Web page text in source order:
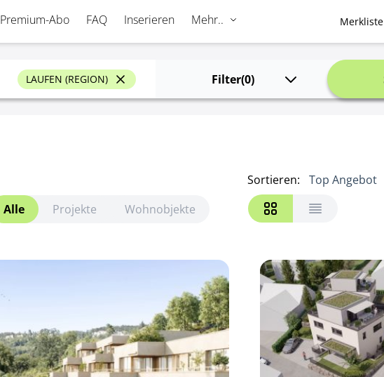
Premium-Abo FAQ Inserieren Mehr.. Merkliste
LAUFEN (REGION) Filter(0)
Alle
Projekte Wohnobjekte
Sortieren: Top Angebot